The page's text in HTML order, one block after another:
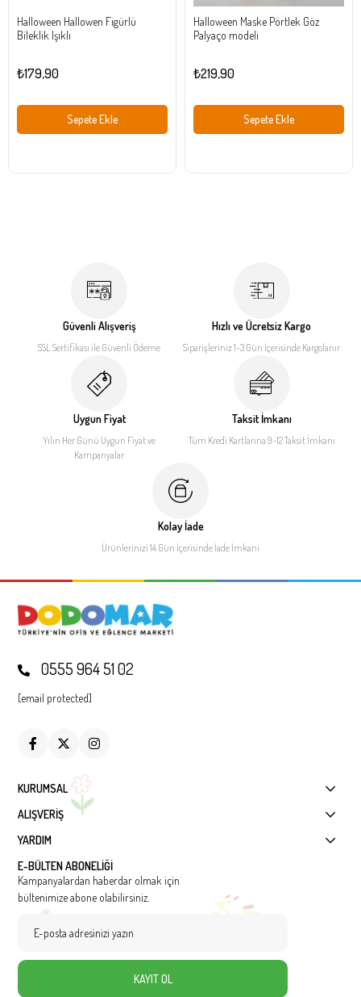
Halloween Hallowen Figürlü
Bileklik Işıklı
₺179,90
Sepete Ekle
Halloween Maske Pörtlek Göz
Palyaço modeli
₺219,90
Sepete Ekle
Güvenli Alışveriş
SSL Sertifikası ile Güvenli Ödeme
Hızlı ve Ücretsiz Kargo
Siparişleriniz 1-3 Gün İçerisinde Kargolanır
Uygun Fiyat
Yılın Her Günü Uygun Fiyatve
Kampanyalar
Taksit İmkanı
Tüm Kredi Kartlarına 9-12Taksit İmkanı
Kolay İade
Ürünlerinizi 14 Gün İçerisinde İade İmkanı
0555 964 51 02
[email protected]
KURUMSAL
ALIŞVERİŞ
YARDIM
E-BÜLTEN ABONELİĞİ
Kampanyalardan haberdar olmak için
bültenimize abone olabilirsiniz.
KAYIT OL